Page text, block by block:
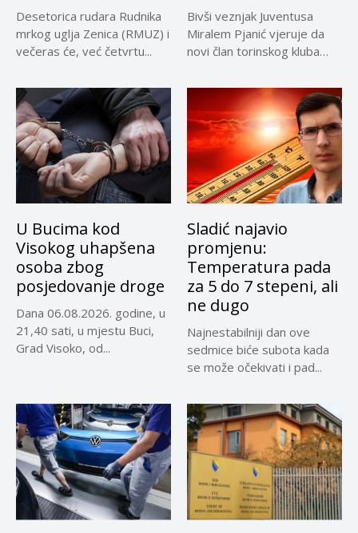
Desetorica rudara Rudnika
mrkog uglja Zenica (RMUZ) i
večeras će, već četvrtu...
Bivši veznjak Juventusa
Miralem Pjanić vjeruje da
novi član torinskog kluba
U Bucima kod
Visokog uhapšena
osoba zbog
posjedovanje droge
Dana 06.08.2026. godine, u
21,40 sati, u mjestu Buci,
Grad Visoko, od...
Sladić najavio
promjenu:
Temperatura pada
za 5 do 7 stepeni, ali
ne dugo
Najnestabilniji dan ove
sedmice biće subota kada
se može očekivati i pad...